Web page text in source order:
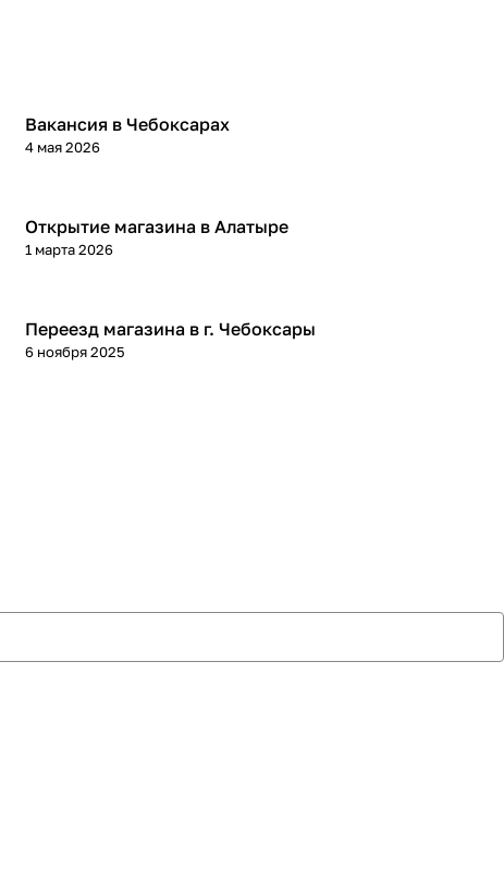
Вакансия в Чебоксарах
4 мая 2026
Открытие магазина в Алатыре
1 марта 2026
Переезд магазина в г. Чебоксары
6 ноября 2025